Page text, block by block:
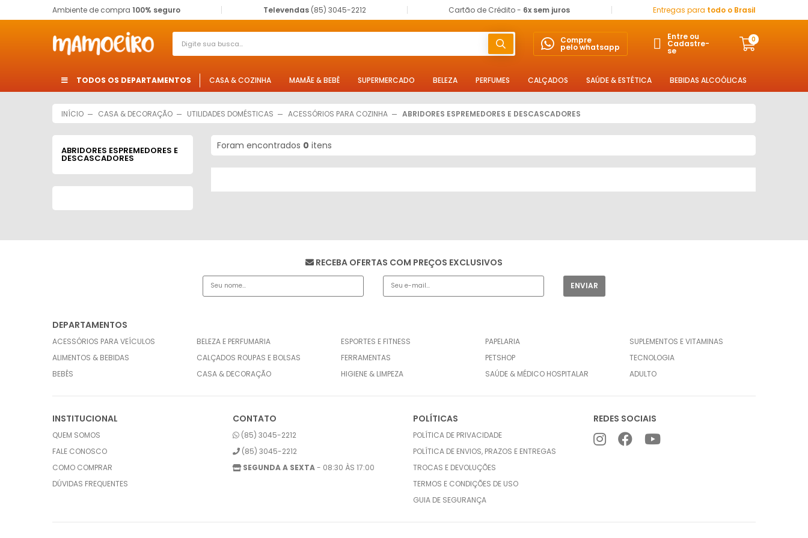
Ambiente de compra 100% seguro Televendas(85) 3045-2212 Cartão de Crédito - 6x sem juros Entregas para todo o Brasil
Compre
pelo whatsapp
Entre ou
Cadastre-
se
0
TODOS OS DEPARTAMENTOS CASA & COZINHA MAMÃE & BEBÊ SUPERMERCADO BELEZA PERFUMES CALÇADOS SAÚDE & ESTÉTICA BEBIDAS ALCOÓLICAS
INÍCIO CASA & DECORAÇÃO UTILIDADES DOMÉSTICAS ACESSÓRIOS PARA COZINHA ABRIDORES ESPREMEDORES E DESCASCADORES
ABRIDORES ESPREMEDORES E
DESCASCADORES
Foram encontrados 0 itens
RECEBA OFERTAS COM PREÇOS EXCLUSIVOS
DEPARTAMENTOS
ACESSÓRIOS PARA VEÍCULOS
ALIMENTOS & BEBIDAS
BEBÊS
BELEZA E PERFUMARIA
CALÇADOS ROUPAS E BOLSAS
CASA & DECORAÇÃO
ESPORTES E FITNESS
FERRAMENTAS
HIGIENE & LIMPEZA
PAPELARIA
PETSHOP
SAÚDE & MÉDICO HOSPITALAR
SUPLEMENTOS E VITAMINAS
TECNOLOGIA
ADULTO
INSTITUCIONAL
QUEM SOMOS
FALE CONOSCO
COMO COMPRAR
DÚVIDAS FREQUENTES
CONTATO
(85) 3045-2212
(85) 3045-2212
SEGUNDA A SEXTA- 08:30 ÀS 17:00
POLÍTICAS
POLÍTICA DE PRIVACIDADE
POLÍTICA DE ENVIOS, PRAZOS E ENTREGAS
TROCAS E DEVOLUÇÕES
TERMOS E CONDIÇÕES DE USO
GUIA DE SEGURANÇA
REDES SOCIAIS